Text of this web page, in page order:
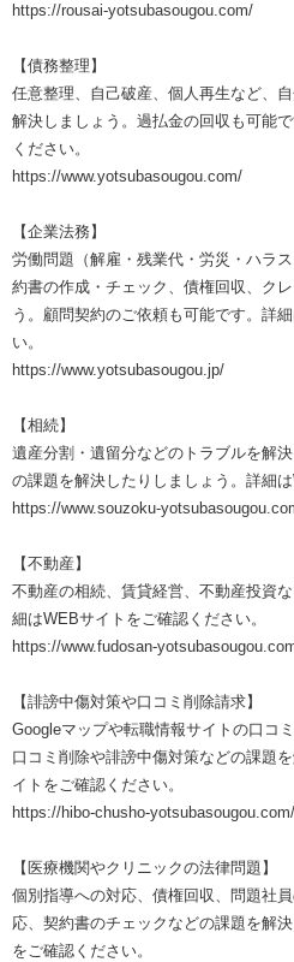
https://rousai-yotsubasougou.com/
【債務整理】
任意整理、自己破産、個人再生など、
解決しましょう。過払金の回収も可能
ください。
https://www.yotsubasougou.com/
【企業法務】
労働問題（解雇・残業代・労災・ハラ
約書の作成・チェック、債権回収、ク
う。顧問契約のご依頼も可能です。詳
い。
https://www.yotsubasougou.jp/
【相続】
遺産分割・遺留分などのトラブルを解
の課題を解決したりしましょう。詳細
https://www.souzoku-
【不動産】
不動産の相続、賃貸経営、不動産投資
細はWEBサイトをご確認ください。
https://www.fudosan-
【誹謗中傷対策や口コミ削除請求】
Googleマップや転職情報サイトの口コ
口コミ削除や誹謗中傷対策などの課題
イトをご確認ください。
https://hibo-chusho-yotsubasougou.com/
【医療機関やクリニックの法律問題】
個別指導への対応、債権回収、問題社
応、契約書のチェックなどの課題を解
をご確認ください。